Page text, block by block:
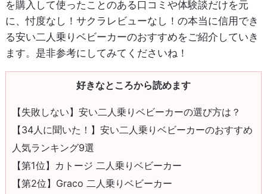
を購入して使ったことのある口コミや体験談だけを元
に、忖度なし！サクラレビューなし！の本当に信用でき
る安い二人乗りベビーカーのおすすめをご紹介していき
ます。是非参考にしてみてくださいね！
好きなところから読めます
【失敗しない】安い二人乗りベビーカーの選び方は？
【34人に聞いた！】安い二人乗りベビーカーのおすすめ
人気ランキング9選
【第1位】カトージ 二人乗りベビーカー
【第2位】Graco 二人乗りベビーカー